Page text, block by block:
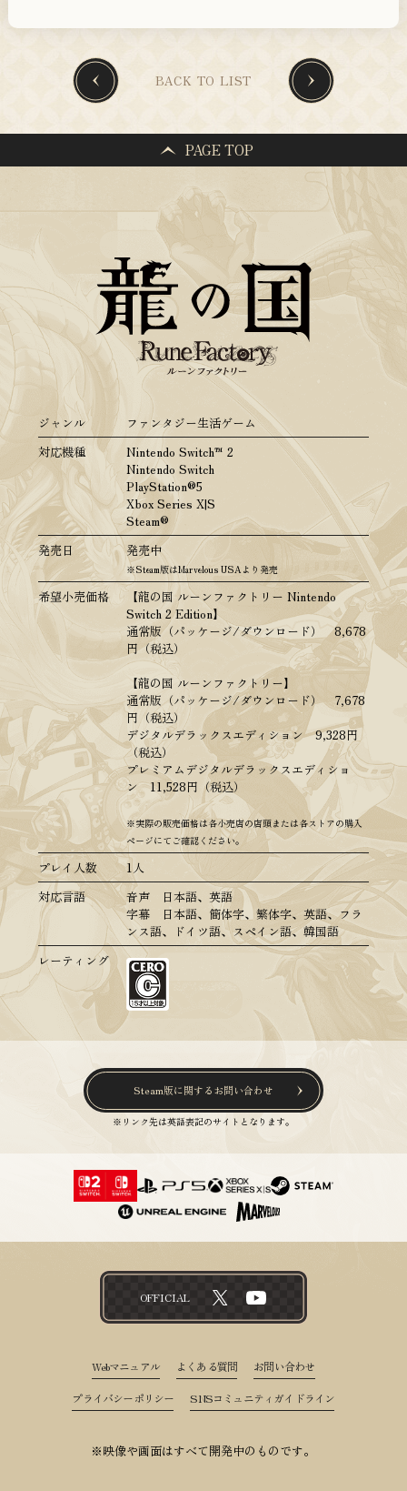
BACK TO LIST
PAGE TOP
ジャンル
ファンタジー生活ゲーム
対応機種
Nintendo Switch™ 2
Nintendo Switch
PlayStation®5
Xbox Series X|S
Steam®
発売日
発売中
※Steam版はMarvelous USAより発売
希望小売価格
【龍の国 ルーンファクトリー Nintendo
Switch 2 Edition】
通常版（パッケージ/ダウンロード） 8,678
円（税込）
【龍の国 ルーンファクトリー】
通常版（パッケージ/ダウンロード） 7,678
円（税込）
デジタルデラックスエディション 9,328円
（税込）
プレミアムデジタルデラックスエディショ
ン 11,528円（税込）
※実際の販売価格は各小売店の店頭または各ストアの購入
ページにてご確認ください。
プレイ人数
1人
対応言語
音声 日本語、英語
字幕 日本語、簡体字、繁体字、英語、フラ
ンス語、ドイツ語、スペイン語、韓国語
レーティング
Steam版に関するお問い合わせ
※リンク先は英語表記のサイトとなります。
OFFICIAL
Webマニュアル よくある質問 お問い合わせ
プライバシーポリシー SNSコミュニティガイドライン
※映像や画面はすべて開発中のものです。